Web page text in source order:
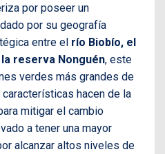
por poseer un
por su geografía
entre el río Biobío, el
reserva Nonguén, este
verdes más grandes de
hacen de la
mitigar el cambio
a tener una mayor
alcanzar altos niveles de